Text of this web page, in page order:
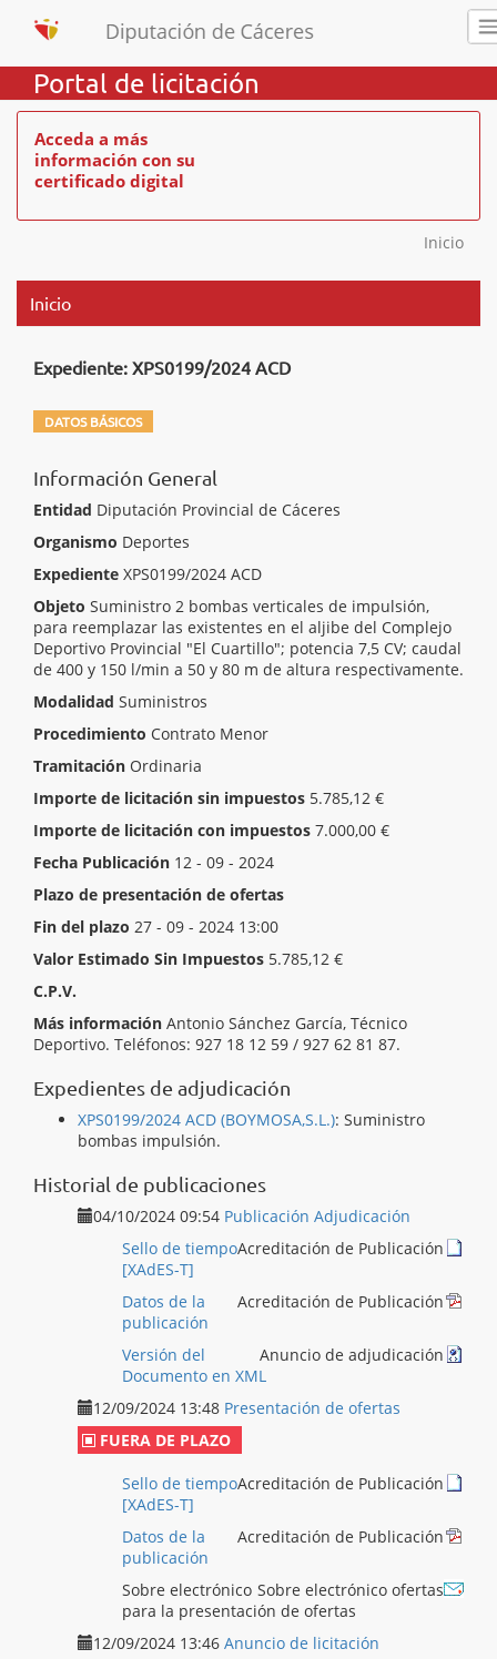
Portal de licitación
Acceda a más
información con su
certificado digital
Inicio
Inicio
Expediente: XPS0199/2024 ACD
DATOS BÁSICOS
Información General
Entidad Diputación Provincial de Cáceres
Organismo Deportes
Expediente XPS0199/2024 ACD
Objeto Suministro 2 bombas verticales de impulsión,
para reemplazar las existentes en el aljibe del Complejo
Deportivo Provincial "El Cuartillo"; potencia 7,5 CV; caudal
de 400 y 150 l/min a 50 y 80 m de altura respectivamente.
Modalidad Suministros
Procedimiento Contrato Menor
Tramitación Ordinaria
Importe de licitación sin impuestos 5.785,12 €
Importe de licitación con impuestos 7.000,00 €
Fecha Publicación 12 - 09 - 2024
Plazo de presentación de ofertas
Inicio del plazo 13 - 09 - 2024 13:00
Fin del plazo 27 - 09 - 2024 13:00
Valor Estimado Sin Impuestos 5.785,12 €
C.P.V.
Más información Antonio Sánchez García, Técnico
Deportivo. Teléfonos: 927 18 12 59 / 927 62 81 87.
Expedientes de adjudicación
XPS0199/2024 ACD (BOYMOSA,S.L.): Suministro
bombas impulsión.
Historial de publicaciones
04/10/2024 09:54 Publicación Adjudicación
Acreditación de Publicación
Sello de tiempo
[XAdES-T]
Acreditación de Publicación
Datos de la
publicación
Anuncio de adjudicación
Versión del
Documento en XML
12/09/2024 13:48 Presentación de ofertas
FUERA DE PLAZO
Acreditación de Publicación
Sello de tiempo
[XAdES-T]
Acreditación de Publicación
Datos de la
publicación
Sobre electrónico ofertas
Sobre electrónico
para la presentación de ofertas
12/09/2024 13:46 Anuncio de licitación